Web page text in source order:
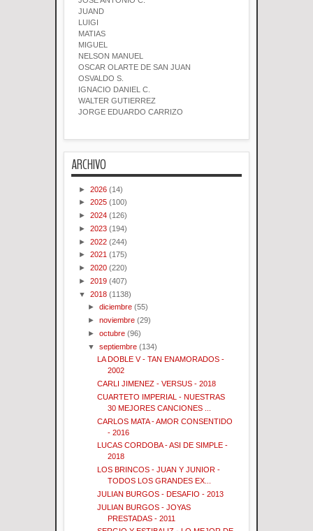
JUAND
LUIGI
MATIAS
MIGUEL
NELSON MANUEL
OSCAR OLARTE DE SAN JUAN
OSVALDO S.
IGNACIO DANIEL C.
WALTER GUTIERREZ
JORGE EDUARDO CARRIZO
ARCHIVO
► 2026 (14)
► 2025 (100)
► 2024 (126)
► 2023 (194)
► 2022 (244)
► 2021 (175)
► 2020 (220)
► 2019 (407)
▼ 2018 (1138)
►diciembre (55)
►noviembre (29)
►octubre (96)
▼septiembre (134)
LA DOBLE V - TAN ENAMORADOS -
2002
CARLI JIMENEZ - VERSUS - 2018
CUARTETO IMPERIAL - NUESTRAS
30 MEJORES CANCIONES ...
CARLOS MATA - AMOR CONSENTIDO
- 2016
LUCAS CORDOBA - ASI DE SIMPLE -
2018
LOS BRINCOS - JUAN Y JUNIOR -
TODOS LOS GRANDES EX...
JULIAN BURGOS - DESAFIO - 2013
JULIAN BURGOS - JOYAS
PRESTADAS - 2011